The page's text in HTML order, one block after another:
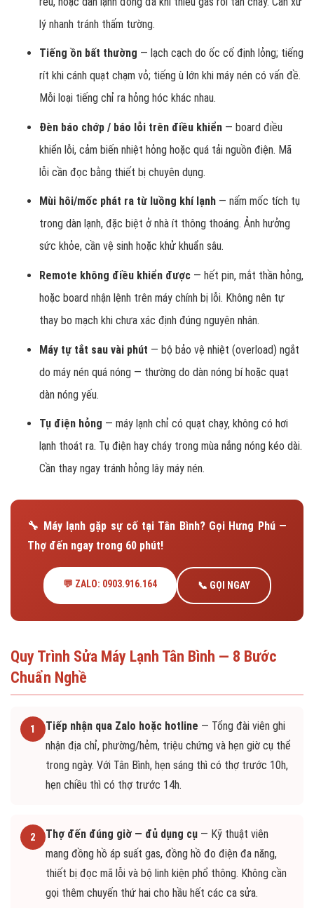
lý nhanh tránh thấm tường.
Tiếng ồn bất thường — lạch cạch do ốc cố định lỏng; tiếng
rít khi cánh quạt chạm vỏ; tiếng ù lớn khi máy nén có vấn đề.
Mỗi loại tiếng chỉ ra hỏng hóc khác nhau.
Đèn báo chớp / báo lỗi trên điều khiển— board điều
khiển lỗi, cảm biến nhiệt hỏng hoặc quá tải nguồn điện. Mã
lỗi cần đọc bằng thiết bị chuyên dụng.
Mùi hôi/mốc phát ra từ luồng khí lạnh— nấm mốc tích tụ
trong dàn lạnh, đặc biệt ở nhà ít thông thoáng. Ảnh hưởng
sức khỏe, cần vệ sinh hoặc khử khuẩn sâu.
Remote không điều khiển được— hết pin, mắt thần hỏng,
hoặc board nhận lệnh trên máy chính bị lỗi. Không nên tự
thay bo mạch khi chưa xác định đúng nguyên nhân.
Máy tự tắt sau vài phút — bộ bảo vệ nhiệt (overload) ngắt
do máy nén quá nóng — thường do dàn nóng bí hoặc quạt
dàn nóng yếu.
Tụ điện hỏng — máy lạnh chỉ có quạt chạy, không có hơi
lạnh thoát ra. Tụ điện hay cháy trong mùa nắng nóng kéo dài.
Cần thay ngay tránh hỏng lây máy nén.
🔧 Máy lạnh gặp sự cố tại Tân Bình? Gọi Hưng Phú —
Thợ đến ngay trong 60 phút!
💬 ZALO: 0903.916.164 📞 GỌI NGAY
Quy Trình Sửa Máy Lạnh Tân Bình — 8 Bước
Chuẩn Nghề
1 Tiếp nhận qua Zalo hoặc hotline — Tổng đài viên ghi
nhận địa chỉ, phường/hẻm, triệu chứng và hẹn giờ cụ thể
trong ngày. Với Tân Bình, hẹn sáng thì có thợ trước 10h,
hẹn chiều thì có thợ trước 14h.
2 Thợ đến đúng giờ — đủ dụng cụ — Kỹ thuật viên
mang đồng hồ áp suất gas, đồng hồ đo điện đa năng,
thiết bị đọc mã lỗi và bộ linh kiện phổ thông. Không cần
gọi thêm chuyến thứ hai cho hầu hết các ca sửa.